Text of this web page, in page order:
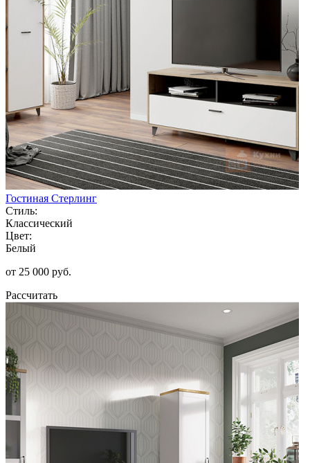
Гостиная Стерлинг
Стиль:
Классический
Цвет:
Белый
от 25 000 руб.
Рассчитать